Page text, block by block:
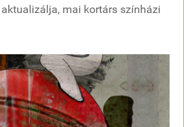
mai kortárs színházi